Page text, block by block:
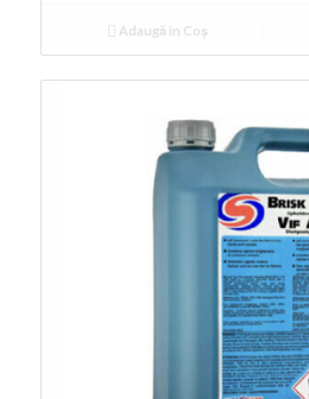
Adaugă în Coș